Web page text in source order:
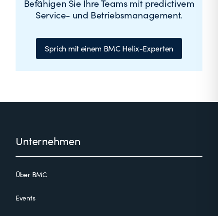
Befähigen Sie Ihre Teams mit predictivem
Service- und Betriebsmanagement.
Sprich mit einem BMC Helix-Experten
FooterUnternehmen
Über BMC
Events